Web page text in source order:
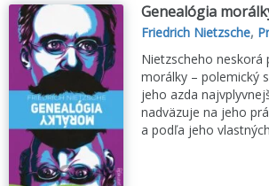
Genealógia
Friedrich Nietzsche,
Nietzscheho neskorá
morálky – polemický
jeho azda
nadväzuje na jeho
a podľa jeho